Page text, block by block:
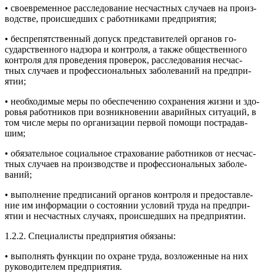
• сво­ев­ре­мен­ное рас­сле­дова­ние нес­час­тных слу­ча­ев на про­из­
водс­тве, про­ис­шедших с ра­бот­ни­ками пред­при­ятия;
• бес­пре­пятс­твен­ный до­пуск пред­ста­вите­лей ор­га­нов го­
сударс­твен­но­го над­зо­ра и кон­тро­ля, а так­же об­щес­твен­но­го
кон­тро­ля для про­веде­ния про­верок, рас­сле­дова­ния нес­час­
тных слу­ча­ев и про­фес­си­ональ­ных за­боле­ваний на пред­при­
ятии;
• не­об­хо­димые ме­ры по обес­пе­чению сох­ра­нения жиз­ни и здо­
ровья ра­бот­ни­ков при воз­никно­вении ава­рий­ных си­ту­аций, в
том чис­ле ме­ры по ор­га­низа­ции пер­вой по­мощи пос­тра­дав­
шим;
• обя­затель­ное со­ци­аль­ное стра­хова­ние ра­бот­ни­ков от нес­час­
тных слу­ча­ев на про­из­водс­тве и про­фес­си­ональ­ных за­боле­
ваний;
• вы­пол­не­ние пред­пи­саний ор­га­нов кон­тро­ля и пре­дос­тавле­
ние им ин­форма­ции о сос­то­янии ус­ло­вий тру­да на пред­при­
ятии и нес­час­тных слу­ча­ях, про­ис­шедших на пред­при­ятии.
1.2.2. Спе­ци­алис­ты пред­при­ятия обя­заны:
• вы­пол­нять фун­кции по ох­ра­не тру­да, воз­ло­жен­ные на них
ру­ково­дите­лем пред­при­ятия.